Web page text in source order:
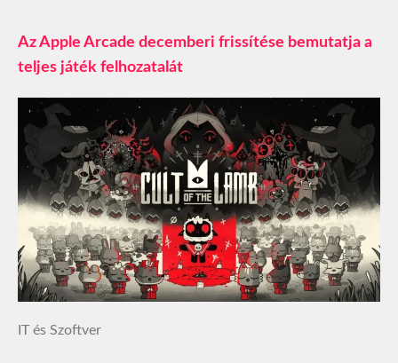
Az Apple Arcade decemberi frissítése bemutatja a
teljes játék felhozatalát
IT és Szoftver